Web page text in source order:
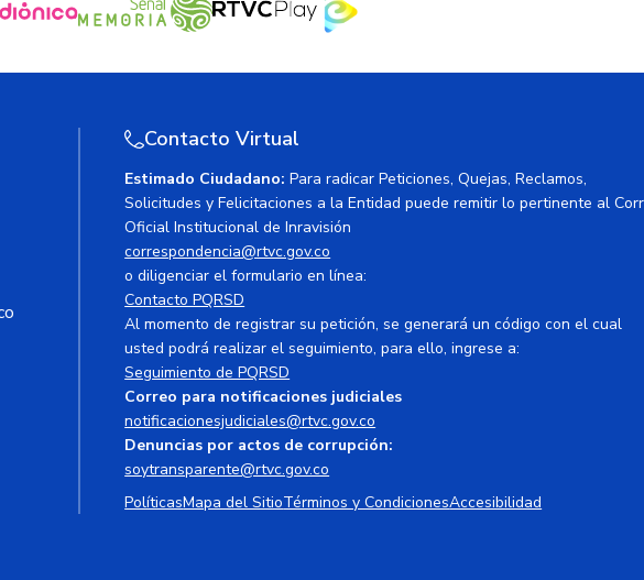
Contacto Virtual
Estimado Ciudadano: Para radicar Peticiones, Quejas, Reclamos,
Solicitudes y Felicitaciones a la Entidad puede remitir lo pertinente al
Oficial Institucional de Inravisión
correspondencia@rtvc.gov.co
o diligenciar el formulario en línea:
Contacto PQRSD
Al momento de registrar su petición, se generará un código con el cual
usted podrá realizar el seguimiento, para ello, ingrese a:
Seguimiento de PQRSD
Correo para notificaciones judiciales
notificacionesjudiciales@rtvc.gov.co
Denuncias por actos de corrupción:
soytransparente@rtvc.gov.co
PolíticasMapa del SitioTérminos y CondicionesAccesibilidad